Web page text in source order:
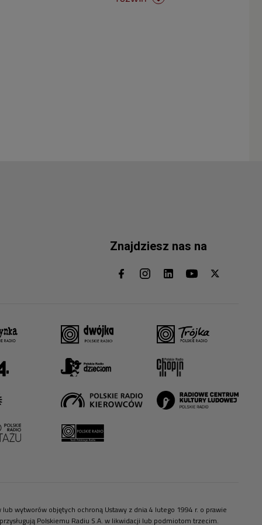
Znajdziesz nas na
wytworów objętych ochroną Ustawy z dnia 4 lutego 1994 r. o prawie
Polskiemu Radiu S.A. w likwidacji lub podmiotom trzecim.